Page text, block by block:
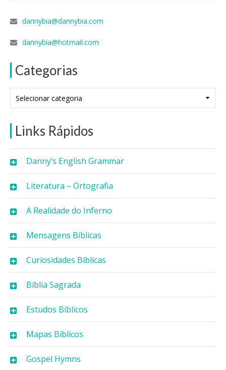
dannybia@dannybia.com
dannybia@hotmail.com
Categorias
Links Rápidos
Danny’s English Grammar
Literatura – Ortografia
A Realidade do Inferno
Mensagens Bíblicas
Curiosidades Bíblicas
Bíblia Sagrada
Estudos Bíblicos
Mapas Bíblicos
Gospel Hymns